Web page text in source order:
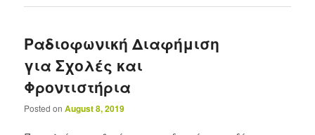
Ραδιοφωνική Διαφήμιση
για Σχολές και
Φροντιστήρια
Posted onAugust 8, 2019